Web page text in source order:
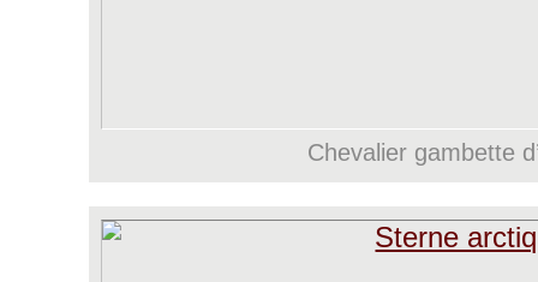
Chevalier gambette